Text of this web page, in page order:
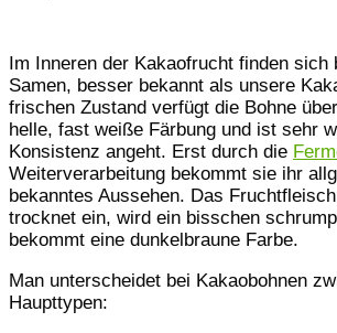
Im Inneren der Kakaofrucht finden sich
Samen, besser bekannt als unsere
frischen Zustand verfügt die Bohne
helle, fast weiße Färbung und ist sehr
Konsistenz angeht. Erst durch die
Weiterverarbeitung bekommt sie ihr
bekanntes Aussehen. Das
trocknet ein, wird ein bisschen
bekommt eine dunkelbraune Farbe.
Man unterscheidet bei Kakaobohnen
Haupttypen: